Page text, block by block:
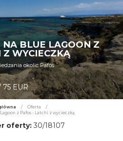
NA BLUE LAGOON Z
Z WYCIECZKĄ
okolic Pafos
EUR
/ Oferta
/
z Pafos - Latchi z wycieczką
oferty:30/18107